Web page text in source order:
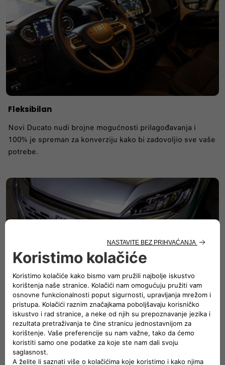
Fleksibilan
Novi Ducato nudi brojne mogućnosti prilagođavanja i
100% je spreman za konverziju kako bi zadovoljio sve vaše
potrebe.
Sigurnost u centru
Sa sistemom autonomne pomoći u vožnji nivoa 2, novi
Ducato može postati vaš pouzdani suvozač.